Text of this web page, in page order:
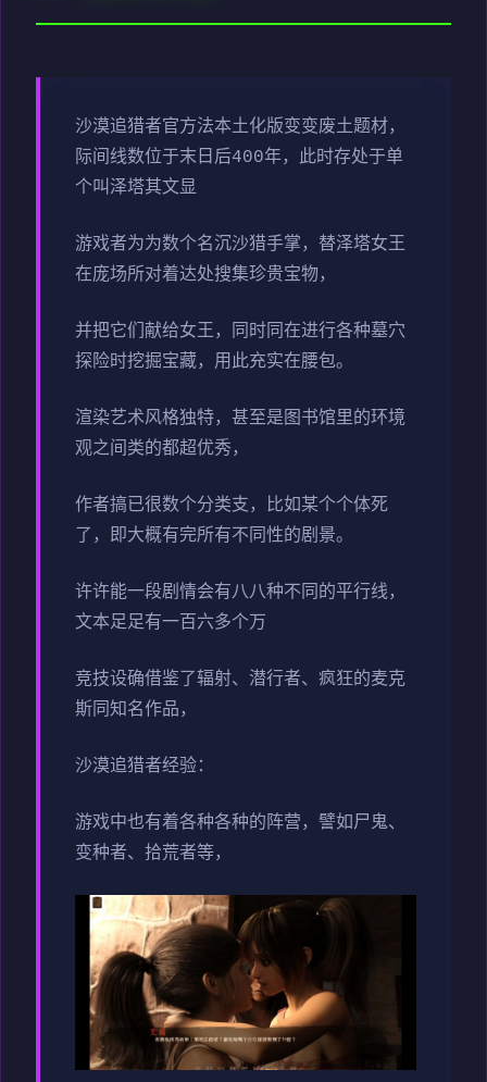
沙漠追猎者官方法本土化版变变废土题材，
际间线数位于末日后400年，此时存处于单
个叫泽塔其文显
游戏者为为数个名沉沙猎手掌，替泽塔女王
在庞场所对着达处搜集珍贵宝物，
并把它们献给女王，同时同在进行各种墓穴
探险时挖掘宝藏，用此充实在腰包。
渲染艺术风格独特，甚至是图书馆里的环境
观之间类的都超优秀，
作者搞已很数个分类支，比如某个个体死
了，即大概有完所有不同性的剧景。
许许能一段剧情会有八八种不同的平行线，
文本足足有一百六多个万
竞技设确借鉴了辐射、潜行者、疯狂的麦克
斯同知名作品，
沙漠追猎者经验：
游戏中也有着各种各种的阵营，譬如尸鬼、
变种者、拾荒者等，